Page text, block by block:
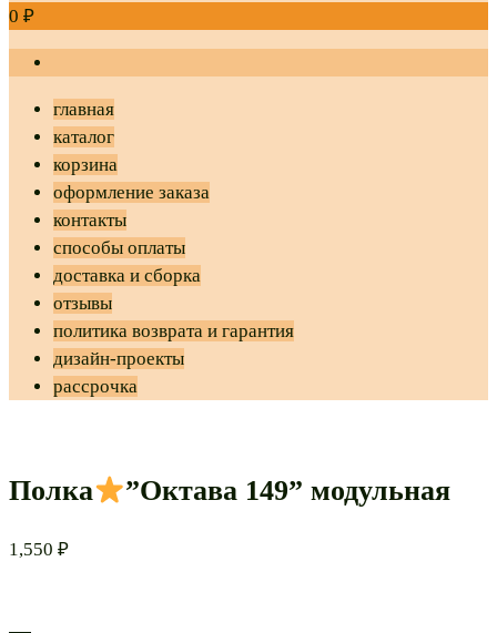
0 ₽
главная
каталог
корзина
оформление заказа
контакты
способы оплаты
доставка и сборка
отзывы
политика возврата и гарантия
дизайн-проекты
рассрочка
Полка ”Октава 149” модульная
1,550 ₽